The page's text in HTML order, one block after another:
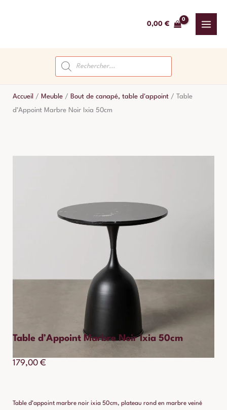
0,00 €
Recherche
de
produits
Accueil / Meuble / Bout de canapé, table d'appoint / Table
d’Appoint Marbre Noir Ixia 50cm
Table d’Appoint Marbre Noir Ixia 50cm
179,00 €
Table d’appoint marbre noir ixia 50cm, plateau rond en marbre veiné